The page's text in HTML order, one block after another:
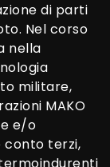
di parti
Nel corso
nella
militare,
MAKO
e/o
conto terzi,